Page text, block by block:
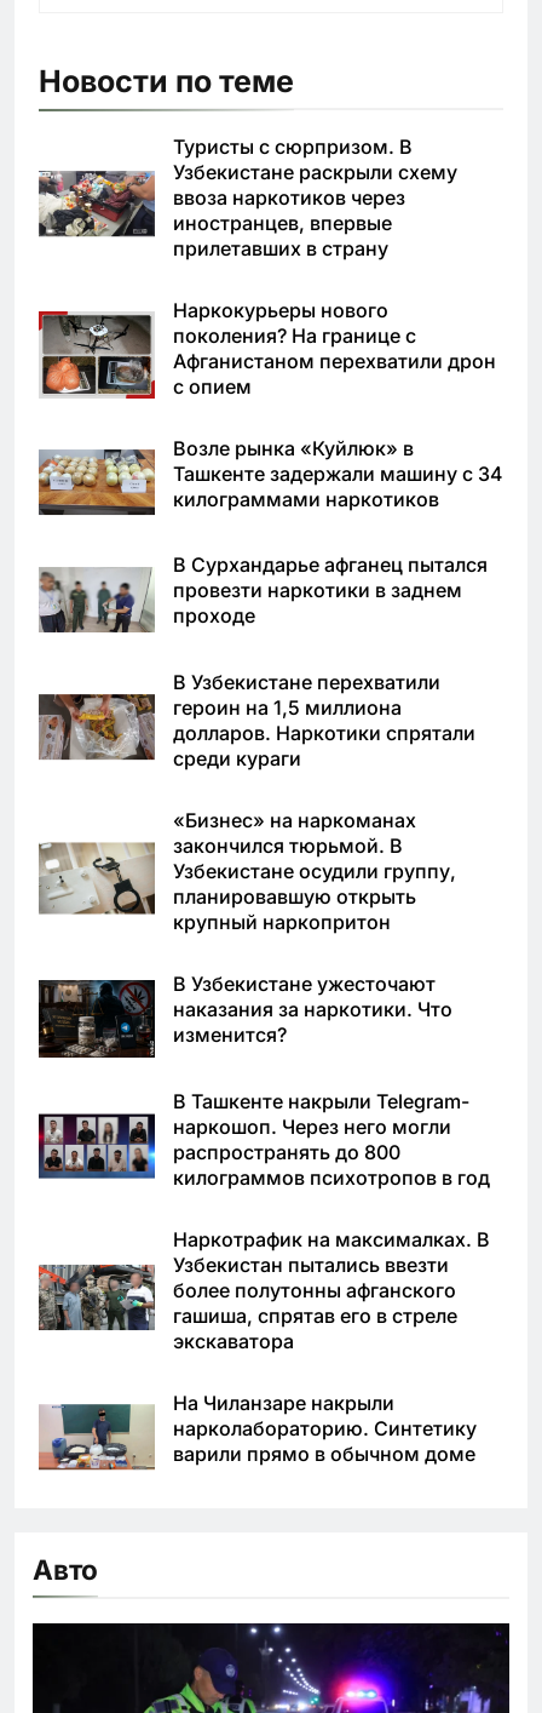
Новости по теме
Туристы с сюрпризом. В
Узбекистане раскрыли схему
ввоза наркотиков через
иностранцев, впервые
прилетавших в страну
Наркокурьеры нового
поколения? На границе с
Афганистаном перехватили дрон
с опием
Возле рынка «Куйлюк» в
Ташкенте задержали машину с 34
килограммами наркотиков
В Сурхандарье афганец пытался
провезти наркотики в заднем
проходе
В Узбекистане перехватили
героин на 1,5 миллиона
долларов. Наркотики спрятали
среди кураги
«Бизнес» на наркоманах
закончился тюрьмой. В
Узбекистане осудили группу,
планировавшую открыть
крупный наркопритон
В Узбекистане ужесточают
наказания за наркотики. Что
изменится?
В Ташкенте накрыли Telegram-
наркошоп. Через него могли
распространять до 800
килограммов психотропов в год
Наркотрафик на максималках. В
Узбекистан пытались ввезти
более полутонны афганского
гашиша, спрятав его в стреле
экскаватора
На Чиланзаре накрыли
нарколабораторию. Синтетику
варили прямо в обычном доме
Авто